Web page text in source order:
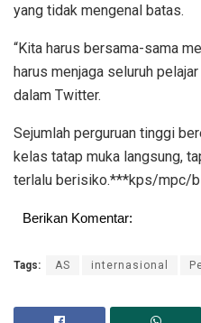
yang tidak mengenal batas.
“Kita harus bersama-sama
harus menjaga seluruh
dalam Twitter.
Sejumlah perguruan tinggi
kelas tatap muka langsung,
terlalu berisiko.***kps/mpc/
Berikan Komentar:
Tags: AS internasional